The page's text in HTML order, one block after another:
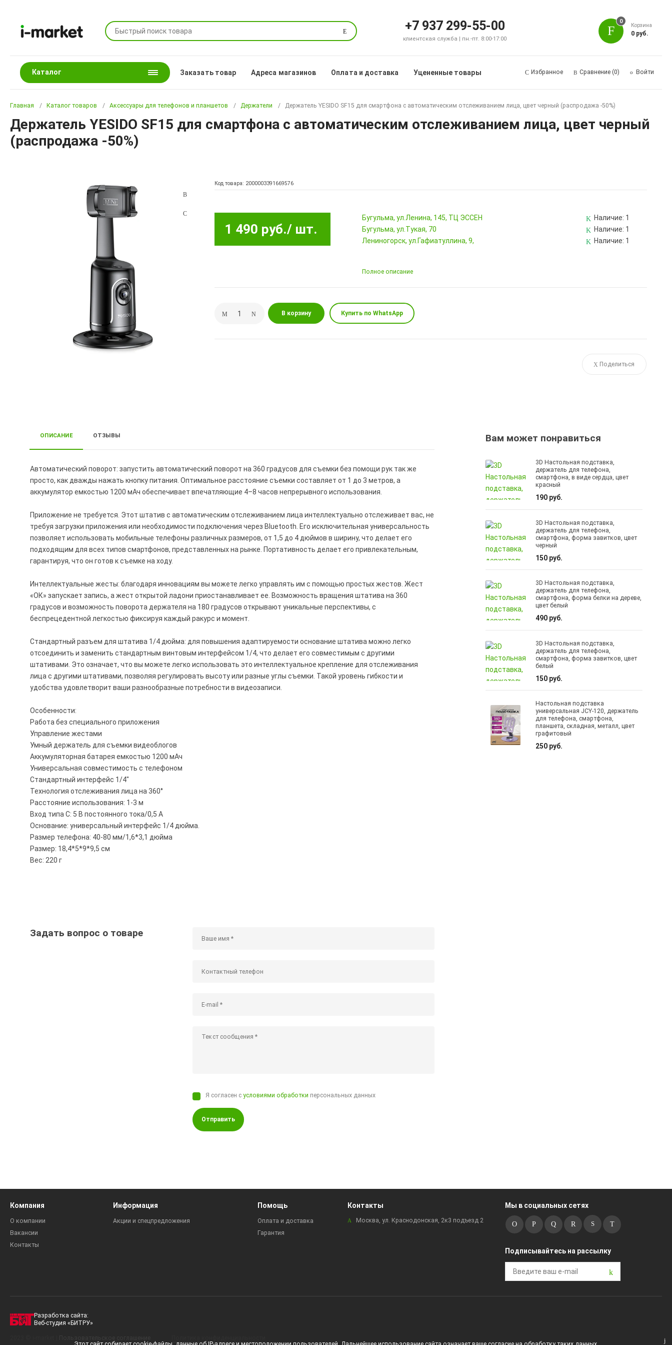
Поиск +7 937 299-55-00
клиентская служба | пн.-пт. 8:00-17:00
0
Корзина
0 руб.
Каталог Заказать товар Адреса магазинов Оплата и доставка Уцененные товары Избранное Сравнение (0) Войти
Главная Каталог товаров Аксессуары для телефонов и планшетов Держатели Держатель YESIDO SF15 для смартфона с автоматическим отслеживанием лица, цвет черный (распродажа -50%)
Держатель YESIDO SF15 для смартфона с автоматическим отслеживанием лица, цвет черный
(распродажа -50%)
Код товара: 2000003391669576
1 490 руб./ шт.
Бугульма, ул.Ленина, 145, ТЦ ЭССЕН Наличие: 1
Бугульма, ул.Тукая, 70
Наличие: 1
Лениногорск, ул.Гафиатуллина, 9,
Наличие: 1
Полное описание
В корзину Купить по WhatsApp
Поделиться
ОПИСАНИЕ ОТЗЫВЫ
Автоматический поворот: запустить автоматический поворот на 360 градусов для съемки без помощи рук так же
просто, как дважды нажать кнопку питания. Оптимальное расстояние съемки составляет от 1 до 3 метров, а
аккумулятор емкостью 1200 мАч обеспечивает впечатляющие 4–8 часов непрерывного использования.
Приложение не требуется. Этот штатив с автоматическим отслеживанием лица интеллектуально отслеживает вас, не
требуя загрузки приложения или необходимости подключения через Bluetooth. Его исключительная универсальность
позволяет использовать мобильные телефоны различных размеров, от 1,5 до 4 дюймов в ширину, что делает его
подходящим для всех типов смартфонов, представленных на рынке. Портативность делает его привлекательным,
гарантируя, что он готов к съемке на ходу.
Интеллектуальные жесты: благодаря инновациям вы можете легко управлять им с помощью простых жестов. Жест
«ОК» запускает запись, а жест открытой ладони приостанавливает ее. Возможность вращения штатива на 360
градусов и возможность поворота держателя на 180 градусов открывают уникальные перспективы, с
беспрецедентной легкостью фиксируя каждый ракурс и момент.
Стандартный разъем для штатива 1/4 дюйма: для повышения адаптируемости основание штатива можно легко
отсоединить и заменить стандартным винтовым интерфейсом 1/4, что делает его совместимым с другими
штативами. Это означает, что вы можете легко использовать это интеллектуальное крепление для отслеживания
лица с другими штативами, позволяя регулировать высоту или разные углы съемки. Такой уровень гибкости и
удобства удовлетворит ваши разнообразные потребности в видеозаписи.
Особенности:
Работа без специального приложения
Управление жестами
Умный держатель для съемки видеоблогов
Аккумуляторная батарея емкостью 1200 мАч
Универсальная совместимость с телефоном
Стандартный интерфейс 1/4″
Технология отслеживания лица на 360°
Расстояние использования: 1-3 м
Вход типа C: 5 В постоянного тока/0,5 А
Основание: универсальный интерфейс 1/4 дюйма.
Размер телефона: 40-80 мм/1,6*3,1 дюйма
Размер: 18,4*5*9*9,5 см
Вес: 220 г
Задать вопрос о товаре
Я согласен сусловиями обработки персональных данных
Отправить
Вам может понравиться
3D Настольная подставка,
держатель для телефона,
смартфона, в виде сердца, цвет
красный
190 руб.
3D Настольная подставка,
держатель для телефона,
смартфона, форма завитков, цвет
черный
150 руб.
3D Настольная подставка,
держатель для телефона,
смартфона, форма белки на дереве,
цвет белый
490 руб.
3D Настольная подставка,
держатель для телефона,
смартфона, форма завитков, цвет
белый
150 руб.
Настольная подставка
универсальная JCY-120, держатель
для телефона, смартфона,
планшета, складная, металл, цвет
графитовый
250 руб.
Компания
О компании
Вакансии
Контакты
Информация
Акции и спецпредложения
Помощь
Оплата и доставка
Гарантия
Контакты
Москва, ул. Краснодонская, 2к3 подъезд 2
Мы в социальных сетях
Подписывайтесь на рассылку
Разработка сайта:
Веб-студия «БИТРУ»